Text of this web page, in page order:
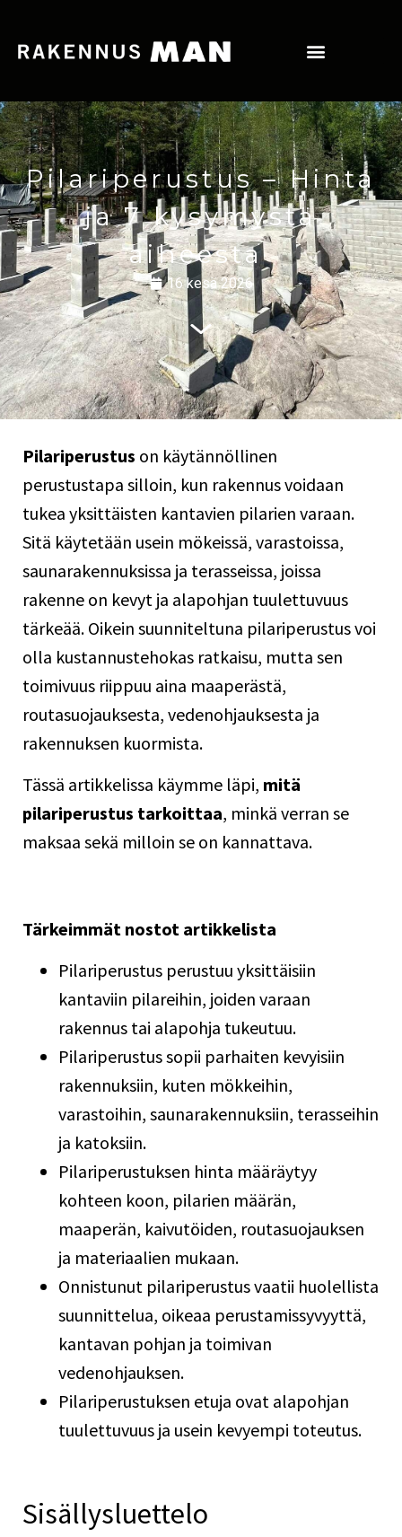
Pilariperustus – Hinta
ja 7 kysymystä
aiheesta
16 kesä 2026
Pilariperustus on käytännöllinen
perustustapa silloin, kun rakennus voidaan
tukea yksittäisten kantavien pilarien varaan.
Sitä käytetään usein mökeissä, varastoissa,
saunarakennuksissa ja terasseissa, joissa
rakenne on kevyt ja alapohjan tuulettuvuus
tärkeää. Oikein suunniteltuna pilariperustus voi
olla kustannustehokas ratkaisu, mutta sen
toimivuus riippuu aina maaperästä,
routasuojauksesta, vedenohjauksesta ja
rakennuksen kuormista.
Tässä artikkelissa käymme läpi, mitä
pilariperustus tarkoittaa, minkä verran se
maksaa sekä milloin se on kannattava.
Tärkeimmät nostot artikkelista
Pilariperustus perustuu yksittäisiin
kantaviin pilareihin, joiden varaan
rakennus tai alapohja tukeutuu.
Pilariperustus sopii parhaiten kevyisiin
rakennuksiin, kuten mökkeihin,
varastoihin, saunarakennuksiin, terasseihin
ja katoksiin.
Pilariperustuksen hinta määräytyy
kohteen koon, pilarien määrän,
maaperän, kaivutöiden, routasuojauksen
ja materiaalien mukaan.
Onnistunut pilariperustus vaatii huolellista
suunnittelua, oikeaa perustamissyvyyttä,
kantavan pohjan ja toimivan
vedenohjauksen.
Pilariperustuksen etuja ovat alapohjan
tuulettuvuus ja usein kevyempi toteutus.
Sisällysluettelo